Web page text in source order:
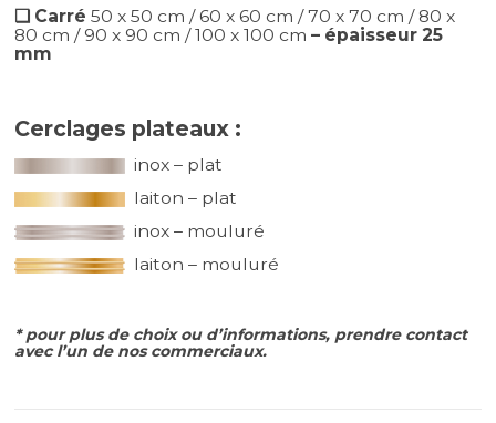
❏ Carré50 x 50 cm / 60 x 60 cm / 70 x 70 cm / 80 x
80 cm / 90 x 90 cm / 100 x 100 cm– épaisseur 25
mm
Cerclages plateaux :
inox – plat
laiton – plat
inox – mouluré
laiton – mouluré
* pour plus de choix ou d’informations, prendre contact
avec l’un de nos commerciaux.